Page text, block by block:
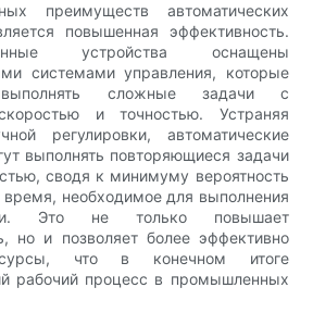
преимуществ автоматических
повышенная эффективность.
устройства оснащены
системами управления, которые
сложные задачи с
и точностью. Устраняя
регулировки, автоматические
выполнять повторяющиеся задачи
сводя к минимуму вероятность
необходимое для выполнения
Это не только повышает
но и позволяет более эффективно
что в конечном итоге
рабочий процесс в промышленных